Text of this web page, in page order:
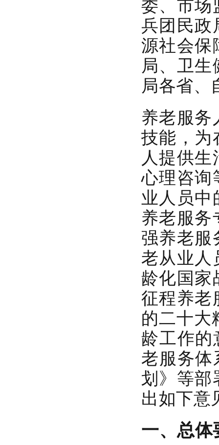
兵团民政
源社会保
局、卫
局各省、
养老服
技能，为
人提供
心理咨询
业人员中
养老服
强养老服
老从业人
龄化国家
征程养老
的二十大
龄工作的
老服务体
划》等部
出如下意
一、总体